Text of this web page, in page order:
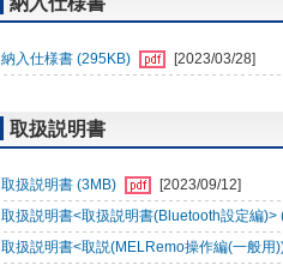
納入仕様書 (295KB) [2023/03/28]
取扱説明書
取扱説明書 (3MB)
[2023/09/12]
取扱説明書<取扱説明書(Bluetooth設定編)>
取扱説明書<取説(MELRemo操作編(一般用